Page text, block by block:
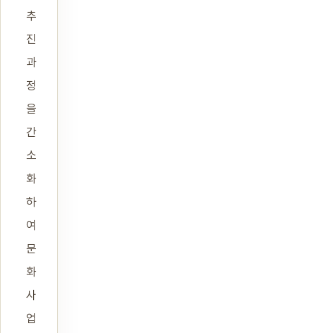
추
진
과
정
을
간
소
화
하
여
문
화
사
업